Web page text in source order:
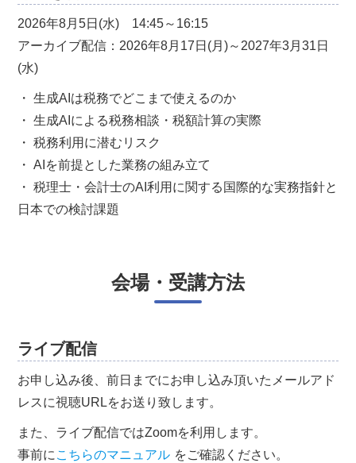
2026年8月5日(水) 14:45～16:15
アーカイブ配信：2026年8月17日(月)～2027年3月31日
(水)
・ 生成AIは税務でどこまで使えるのか
・ 生成AIによる税務相談・税額計算の実際
・ 税務利用に潜むリスク
・ AIを前提とした業務の組み立て
・ 税理士・会計士のAI利用に関する国際的な実務指針と
日本での検討課題
会場・受講方法
ライブ配信
お申し込み後、前日までにお申し込み頂いたメールアド
レスに視聴URLをお送り致します。
また、ライブ配信ではZoomを利用します。
事前に こちらのマニュアル をご確認ください。